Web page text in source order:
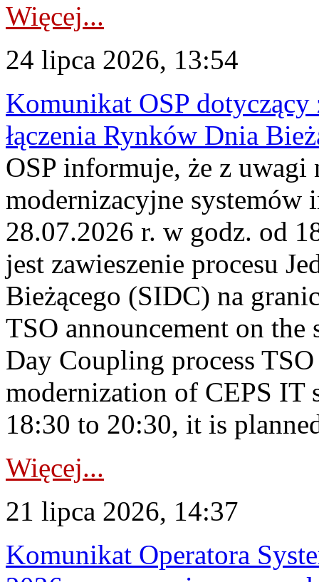
Więcej...
24 lipca 2026, 13:54
Komunikat OSP dotyczący
łączenia Rynków Dnia
OSP informuje, że z uwagi
modernizacyjne
28.07.2026 r. w godz. od
jest zawieszenie procesu
Bieżącego (SIDC) na
TSO announcement on
Day Coupling process
modernization of CEPS IT
18:30 to 20:30, it is
Więcej...
21 lipca 2026, 14:37
Komunikat Operatora